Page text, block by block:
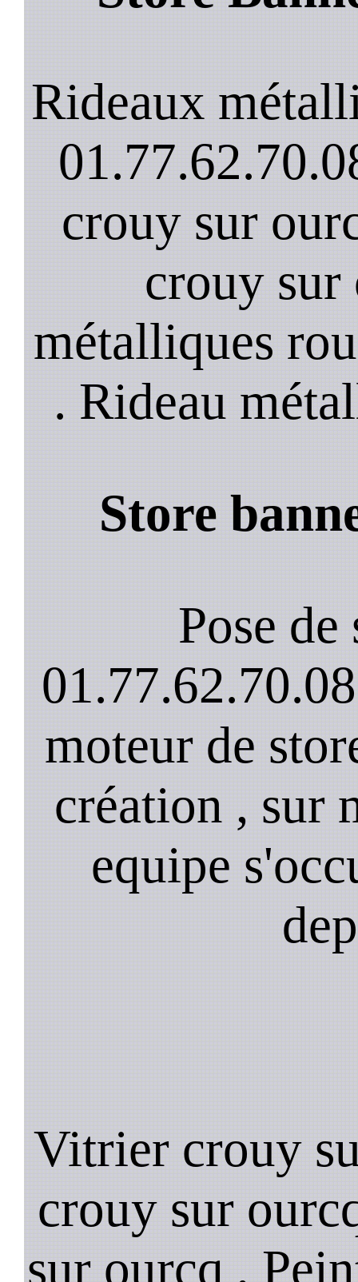
Rideaux
crouy sur
crouy sur
métalliques
. Rideau
Store
Pose de
moteur de
création , sur
equipe
Vitrier crouy
crouy sur
sur ourcq ,